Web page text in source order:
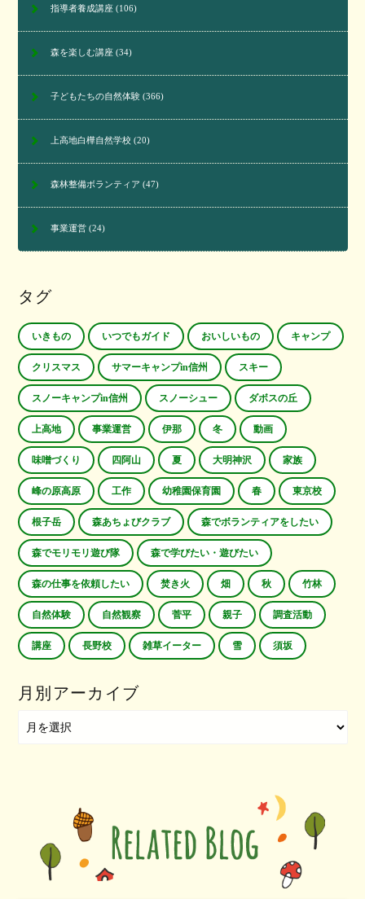
指導者養成講座(106)
森を楽しむ講座(34)
子どもたちの自然体験(366)
上高地白樺自然学校(20)
森林整備ボランティア (47)
事業運営(24)
タグ
いきもの いつでもガイド おいしいもの キャンプ
クリスマス サマーキャンプin信州 スキー
スノーキャンプin信州 スノーシュー ダボスの丘
上高地 事業運営 伊那 冬 動画
味噌づくり 四阿山 夏 大明神沢 家族
峰の原高原 工作 幼稚園保育園 春 東京校
根子岳 森あちょびクラブ 森でボランティアをしたい
森でモリモリ遊び隊 森で学びたい・遊びたい
森の仕事を依頼したい 焚き火 畑 秋 竹林
自然体験 自然観察 菅平 親子 調査活動
講座 長野校 雑草イーター 雪 須坂
月別アーカイブ